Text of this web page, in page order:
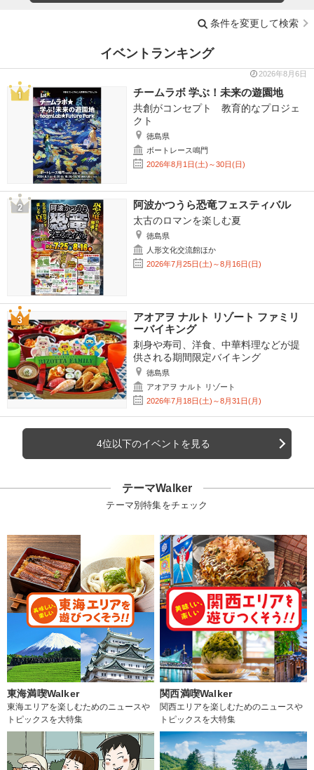
条件を変更して検索
イベントランキング
2026年8月6日
チームラボ 学ぶ！未来の遊園地
共創がコンセプト 教育的なプロジェ
クト
徳島県
ボートレース鳴門
2026年8月1日(土)～30日(日)
阿波かつうら恐竜フェスティバル
太古のロマンを楽しむ夏
徳島県
人形文化交流館ほか
2026年7月25日(土)～8月16日(日)
アオアヲ ナルト リゾート ファミリ
ーバイキング
刺身や寿司、洋食、中華料理などが提
供される期間限定バイキング
徳島県
アオアヲ ナルト リゾート
2026年7月18日(土)～8月31日(月)
4位以下のイベントを見る
テーマWalker
テーマ別特集をチェック
東海満喫Walker
東海エリアを楽しむためのニュースや
トピックスを大特集
関西満喫Walker
関西エリアを楽しむためのニュースや
トピックスを大特集